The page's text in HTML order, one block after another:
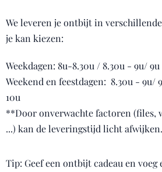
We leveren je ontbijt in
je kan kiezen:
Weekdagen: 8u-8.30u / 8.30u - 9u/
Weekend en feestdagen: 8.30u - 9u/
10u
**Door onverwachte factoren (files,
...) kan de leveringstijd licht afwijken.
Tip: Geef een ontbijt cadeau en voeg